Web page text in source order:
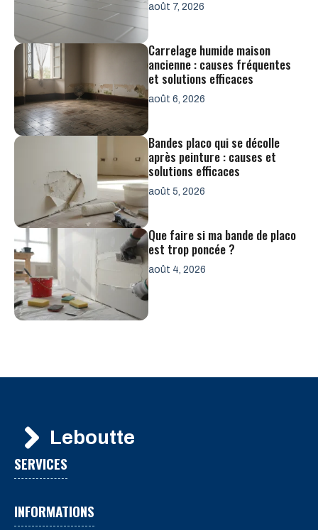
août 7, 2026
Carrelage humide maison
ancienne : causes fréquentes
et solutions efficaces
août 6, 2026
Bandes placo qui se décolle
après peinture : causes et
solutions efficaces
août 5, 2026
Que faire si ma bande de placo
est trop poncée ?
août 4, 2026
Leboutte
SERVICES
INFORMATIONS